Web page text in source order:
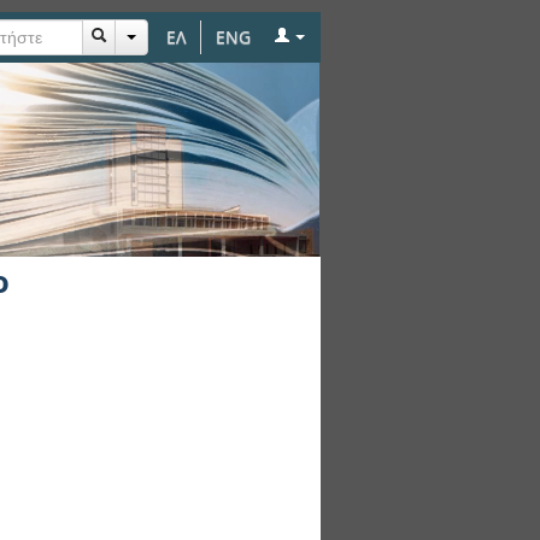
ΕΛ ENG